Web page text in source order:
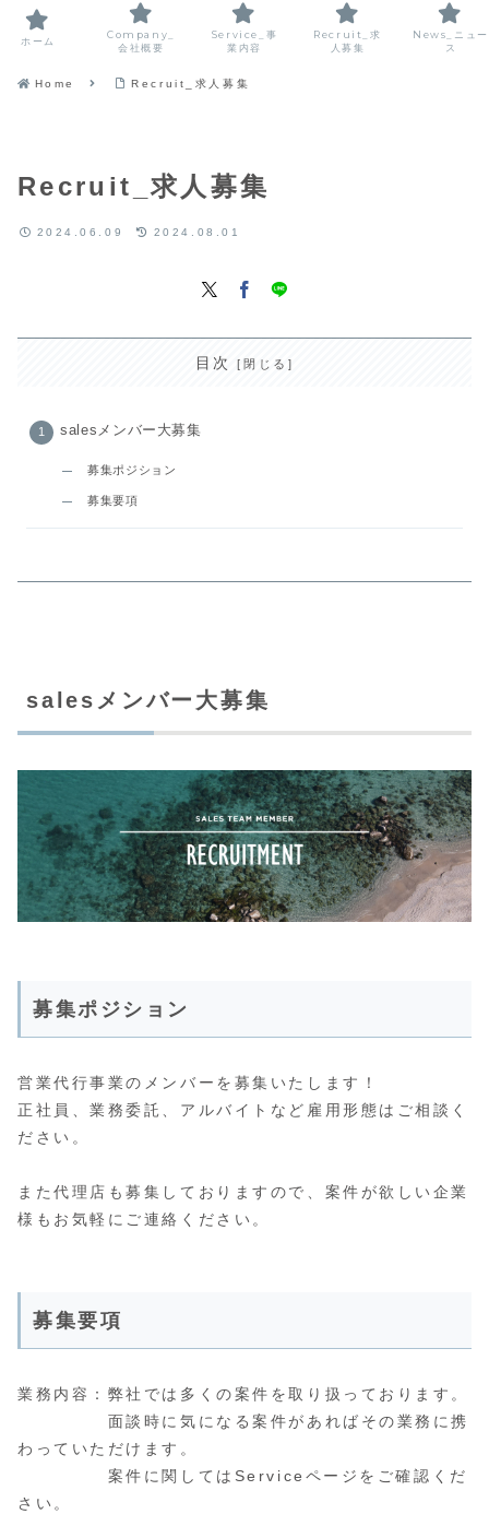
Home Recruit_求人募集
Recruit_求人募集
2024.06.09 2024.08.01
目次
salesメンバー大募集
募集ポジション
募集要項
salesメンバー大募集
募集ポジション
営業代行事業のメンバーを募集いたします！
正社員、業務委託、アルバイトなど雇用形態はご相談く
ださい。
また代理店も募集しておりますので、案件が欲しい企業
様もお気軽にご連絡ください。
募集要項
業務内容：弊社では多くの案件を取り扱っております。
面談時に気になる案件があればその業務に携
わっていただけます。
案件に関してはServiceページをご確認くだ
さい。
ホーム
Company_
会社概要
Service_事
業内容
Recruit_求
人募集
News_ニュー
ス